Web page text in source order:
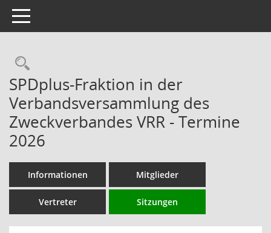
Toggle navigation
Rechercheauswahl
SPDplus-Fraktion in der
Verbandsversammlung des
Zweckverbandes VRR - Termine
2026
Informationen Mitglieder
Vertreter Sitzungen